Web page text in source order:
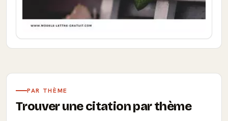
PAR THÈME
Trouver une citation par thème